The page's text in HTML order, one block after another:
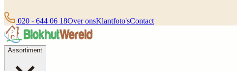
020 - 644 06 18Over onsKlantfoto'sContact
Assortiment